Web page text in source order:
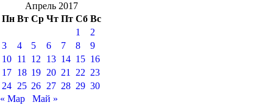
Апрель 2017
Пн Вт Ср Чт Пт Сб Вс
1
2
3
4 5 6 7 8
9
10 11 12 13 14 15 16
17 18 19 20 21 22 23
24 25 26 27 28 29 30
« Мар
Май »